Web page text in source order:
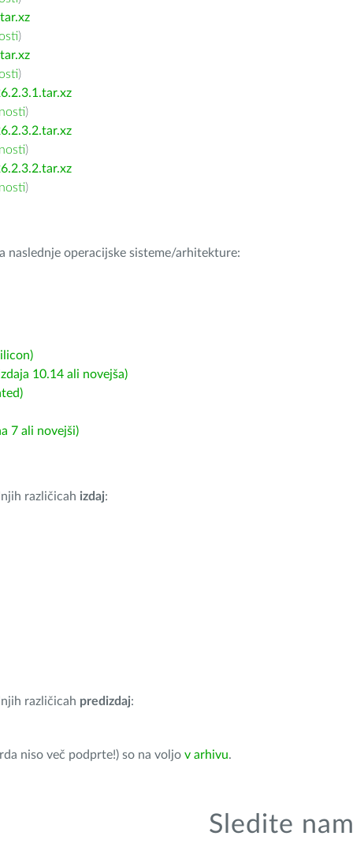
)
)
)
)
)
naslednje operacijske sisteme/arhitekture:
10.14 ali novejša)
7 ali novejši)
različicah izdaj:
različicah predizdaj:
niso več podprte!) so na voljo v arhivu.
Sledite nam